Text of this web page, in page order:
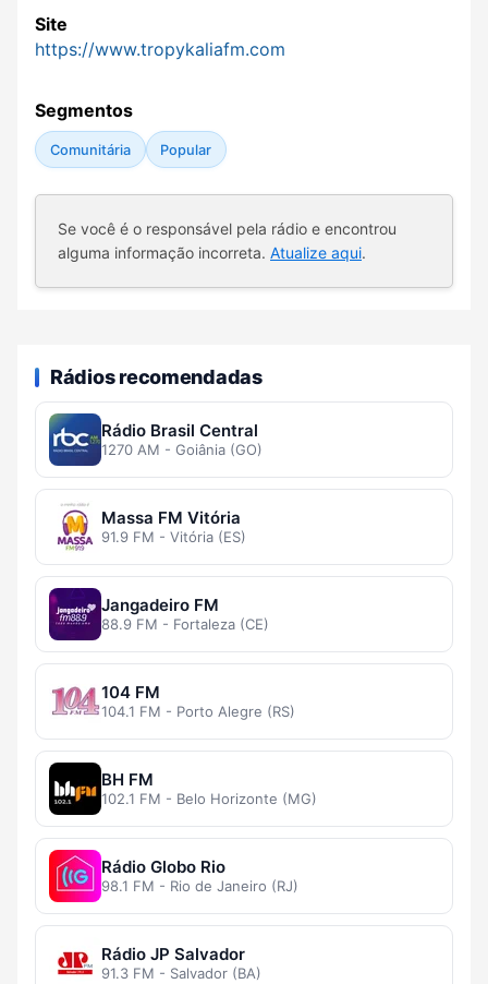
Site
https://www.tropykaliafm.com
Segmentos
Comunitária Popular
Se você é o responsável pela rádio e encontrou
alguma informação incorreta. Atualize aqui.
Rádios recomendadas
Rádio Brasil Central
1270 AM - Goiânia (GO)
Massa FM Vitória
91.9 FM - Vitória (ES)
Jangadeiro FM
88.9 FM - Fortaleza (CE)
104 FM
104.1 FM - Porto Alegre (RS)
BH FM
102.1 FM - Belo Horizonte (MG)
Rádio Globo Rio
98.1 FM - Rio de Janeiro (RJ)
Rádio JP Salvador
91.3 FM - Salvador (BA)